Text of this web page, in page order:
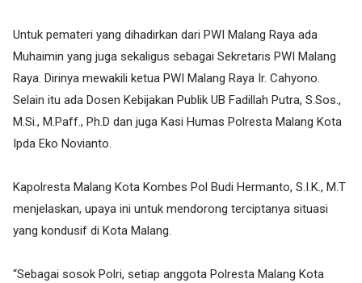
Untuk pemateri yang dihadirkan dari PWI Malang Raya ada
Muhaimin yang juga sekaligus sebagai Sekretaris PWI Malang
Raya. Dirinya mewakili ketua PWI Malang Raya Ir. Cahyono.
Selain itu ada Dosen Kebijakan Publik UB Fadillah Putra, S.Sos.,
M.Si., M.Paff., Ph.D dan juga Kasi Humas Polresta Malang Kota
Ipda Eko Novianto.
Kapolresta Malang Kota Kombes Pol Budi Hermanto, S.I.K., M.T
menjelaskan, upaya ini untuk mendorong terciptanya situasi
yang kondusif di Kota Malang.
“Sebagai sosok Polri, setiap anggota Polresta Malang Kota